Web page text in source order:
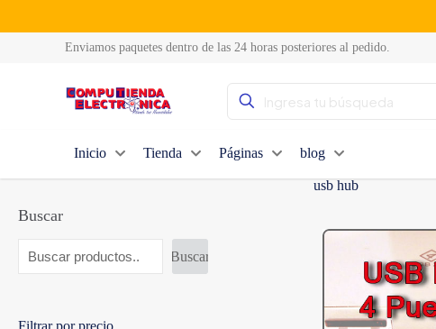
Enviamos paquetes dentro de las 24 horas posteriores al pedido.
Inicio Tienda Páginas blog
usb hub
Buscar
Buscar
Filtrar por precio